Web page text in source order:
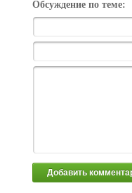
Обсуждение по теме: